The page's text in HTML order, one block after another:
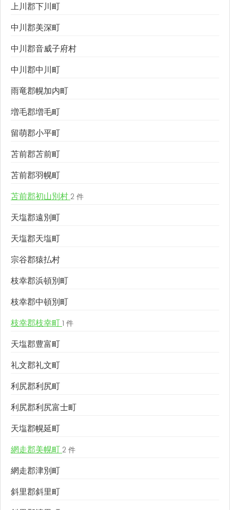
上川郡下川町
中川郡美深町
中川郡音威子府村
中川郡中川町
雨竜郡幌加内町
増毛郡増毛町
留萌郡小平町
苫前郡苫前町
苫前郡羽幌町
苫前郡初山別村 2 件
天塩郡遠別町
天塩郡天塩町
宗谷郡猿払村
枝幸郡浜頓別町
枝幸郡中頓別町
枝幸郡枝幸町 1 件
天塩郡豊富町
礼文郡礼文町
利尻郡利尻町
利尻郡利尻富士町
天塩郡幌延町
網走郡美幌町 2 件
網走郡津別町
斜里郡斜里町